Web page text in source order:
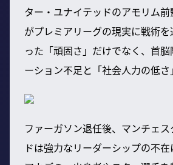
ター・ユナイテッドのアモリム
がプレミアリーグの現実に戦術
った「頑固さ」だけでなく、首
ーション不足と「社会人力の低さ
ファーガソン退任後、マンチェ
ドは強力なリーダーシップの不在